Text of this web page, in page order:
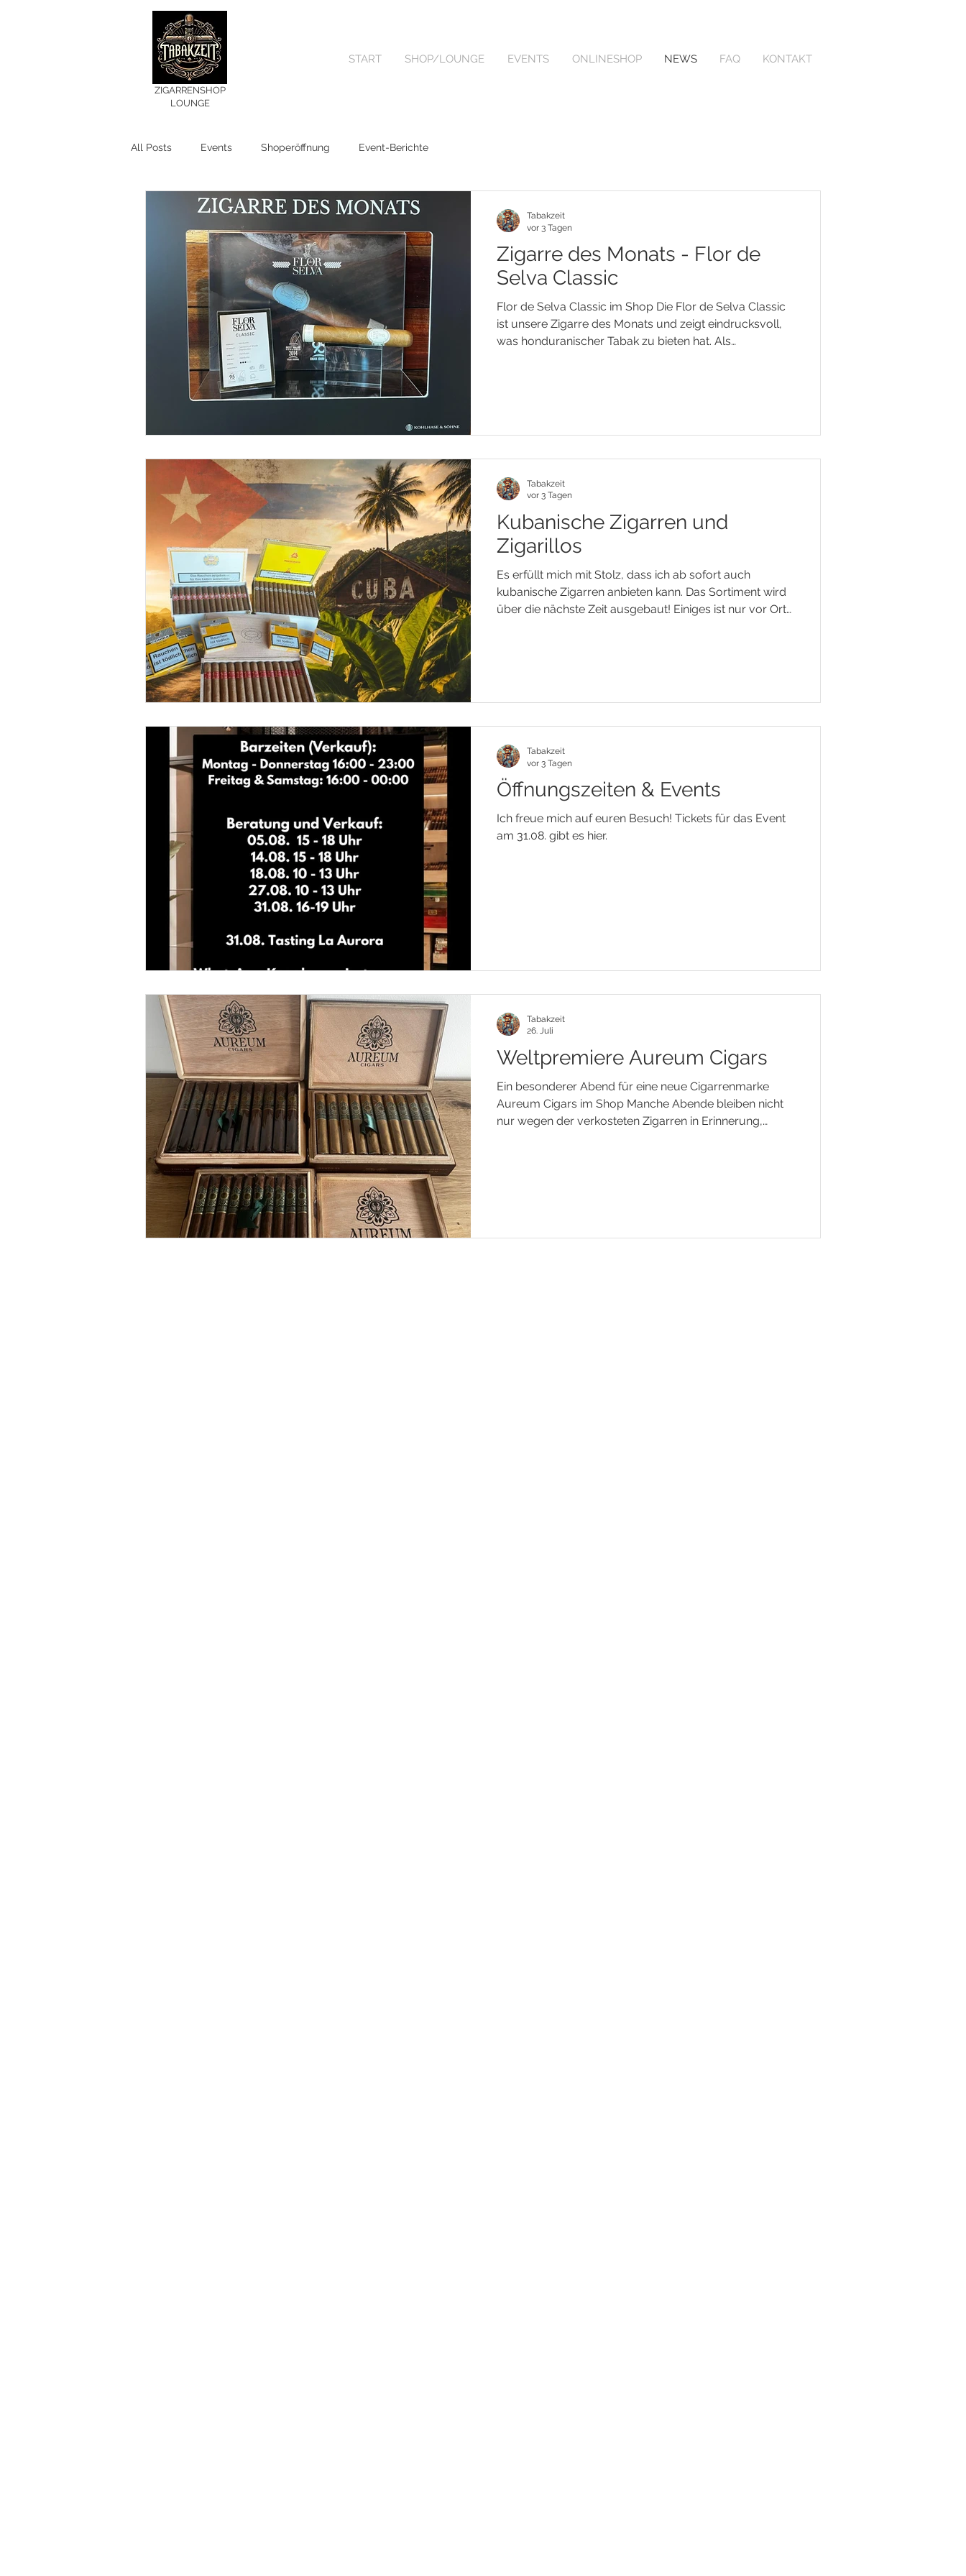
ZIGARRENSHOP
LOUNGE
START SHOP/LOUNGE EVENTS ONLINESHOP NEWS FAQ KONTAKT
All Posts Events Shoperöffnung Event-Berichte
Zigarre des Monats - Flor de
Selva Classic
Flor de Selva Classic im Shop Die Flor de Selva Classic
ist unsere Zigarre des Monats und zeigt eindrucksvoll,
was honduranischer Tabak zu bieten hat. Als
dezenten Rösta
Tabakzeit
vor 3 Tagen
Kubanische Zigarren und
Zigarillos
Es erfüllt mich mit Stolz, dass ich ab sofort auch
kubanische Zigarren anbieten kann. Das Sortiment wird
über die nächste Zeit ausgebaut! Einiges ist nur vor Ort
Tabakzeit
vor 3 Tagen
Öffnungszeiten & Events
Ich freue mich auf euren Besuch! Tickets für das Event
am 31.08. gibt es hier.
Tabakzeit
vor 3 Tagen
Weltpremiere Aureum Cigars
Ein besonderer Abend für eine neue Cigarrenmarke
Aureum Cigars im Shop Manche Abende bleiben nicht
nur wegen der verkosteten Zigarren in Erinnerung,
Entdeckungsreise gehen. Besonde
Tabakzeit
26. Juli